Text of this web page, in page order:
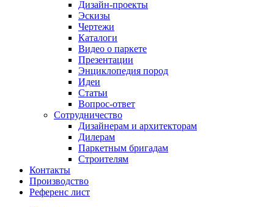
Дизайн-проекты
Эскизы
Чертежи
Каталоги
Видео о паркете
Презентации
Энциклопедия пород
Идеи
Статьи
Вопрос-ответ
Сотрудничество
Дизайнерам и архитекторам
Дилерам
Паркетным бригадам
Строителям
Контакты
Производство
Референс лист